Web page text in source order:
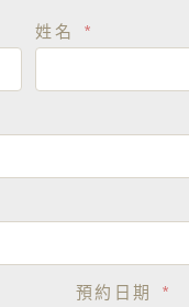
姓名
預約日期